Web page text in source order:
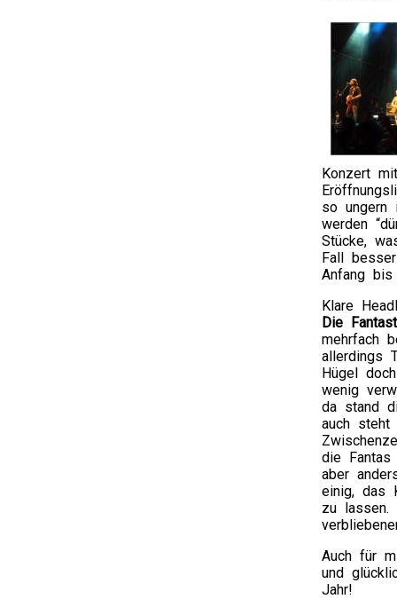
Konzert
so ungern
werden
Stücke,
Fall
Anfang
Klare
Die
mehrfach
allerdings
Hügel
wenig
da stand
auch
die
aber
einig, das
zu lassen.
Auch für
und
Jahr!